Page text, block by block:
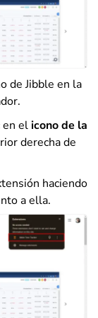
de Jibble en la
en elicono de la
derecha de
haciendo
a ella.